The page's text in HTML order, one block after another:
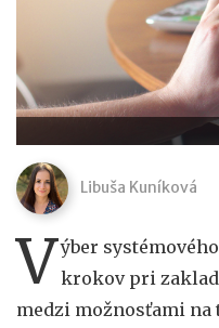
Libuša Kuníková
Výber
krokov pri
medzi možnosťami na